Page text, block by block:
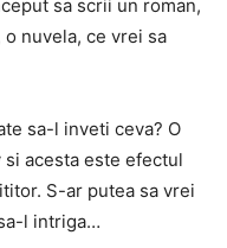
sa scrii un roman,
o nuvela, ce vrei sa
sa-l inveti ceva? O
acesta este efectul
S-ar putea sa vrei
l intriga…